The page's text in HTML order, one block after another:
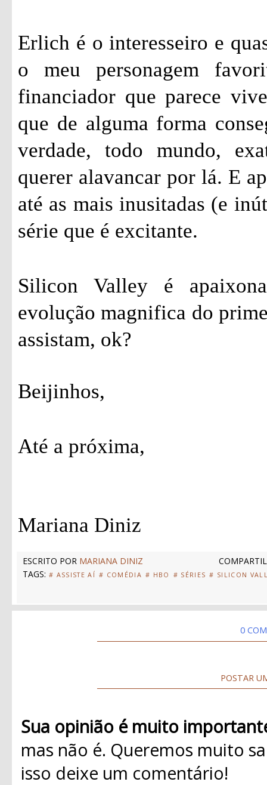
Erlich é o interesseiro e
o meu personagem
financiador que parece
que de alguma forma
verdade, todo mundo,
querer alavancar por lá. E
até as mais inusitadas (e
série que é excitante.
Silicon Valley é
evolução magnifica do
assistam, ok?
Beijinhos,
Até a próxima,
Mariana Diniz
ESCRITO POR MARIANA DINIZ
TAGS: # ASSISTE AÍ # COMÉDIA # HBO # SÉRIES # SILICON
0
POSTAR
Sua opinião é muito
mas não é. Queremos muito
isso deixe um comentário!